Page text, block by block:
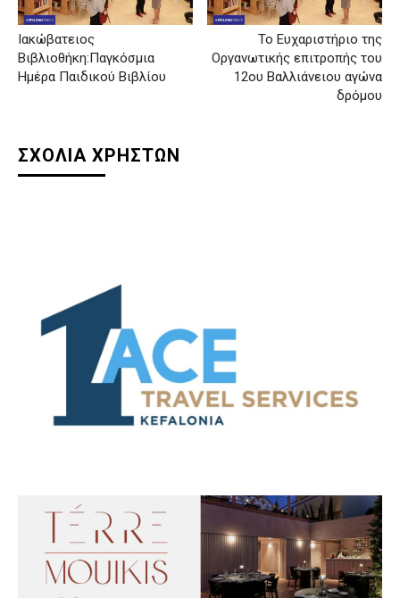
Ιακώβατειος
Βιβλιοθήκη:Παγκόσμια
Ημέρα Παιδικού Βιβλίου
Το Ευχαριστήριο της
Οργανωτικής επιτροπής του
12ου Βαλλιάνειου αγώνα
δρόμου
ΣΧΟΛΙΑ ΧΡΗΣΤΩΝ